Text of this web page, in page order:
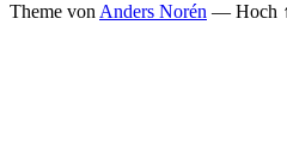
Theme von Anders Norén — Hoch